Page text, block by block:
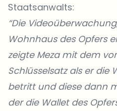
Staatsanwalts:
“Die
Wohnhaus des Opfers
zeigte Meza mit dem
Schlüsselsatz als er die
betritt und diese dann
der die Wallet des